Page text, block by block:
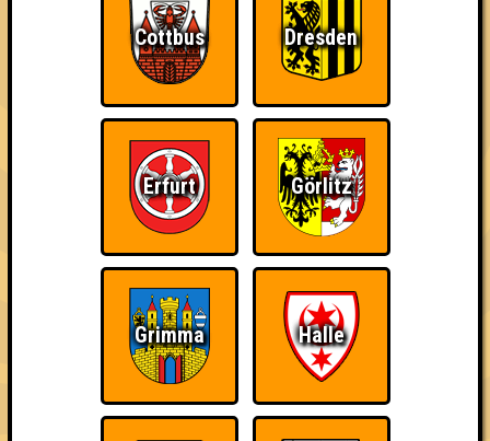
Die Quiztrobienen
Kleiner Hinweis: bei uns sind Teams, die in einem Stechen
verlieren, trotzdem auf dem 1. Platz - den haben sie sich
schließlich verdient! Entsprechend gibt es für diese auch
Errungenschaften für den 1. Platz.
Schon wieder zum
Cottbus Dresden
Erfurt Görlitz
Grimma Halle